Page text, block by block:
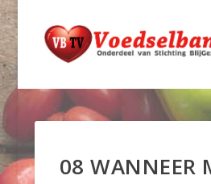
08 WANNEER